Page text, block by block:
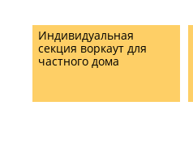
Индивидуальная
секция воркаут для
частного дома